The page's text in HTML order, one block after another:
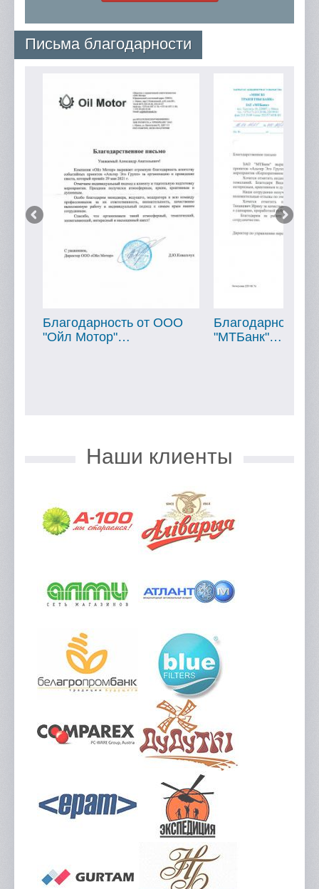
Письма благодарности
Благодарность от ООО
"Ойл Мотор"…
Благодарность
"МТБанк"…
Наши клиенты